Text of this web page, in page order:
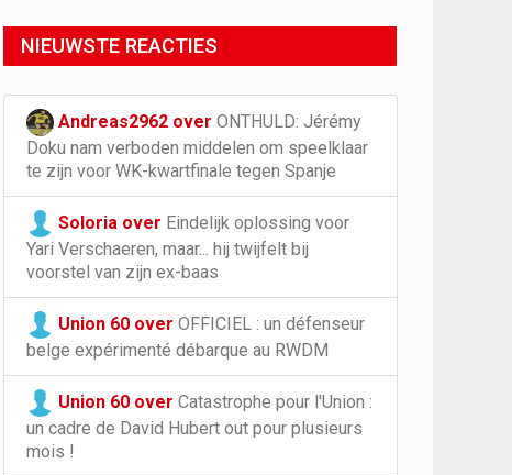
NIEUWSTE REACTIES
Andreas2962 over ONTHULD: Jérémy
Doku nam verboden middelen om speelklaar
te zijn voor WK-kwartfinale tegen Spanje
Soloria over Eindelijk oplossing voor
Yari Verschaeren, maar... hij twijfelt bij
voorstel van zijn ex-baas
Union 60 over OFFICIEL : un défenseur
belge expérimenté débarque au RWDM
Union 60 over Catastrophe pour l'Union :
un cadre de David Hubert out pour plusieurs
mois !